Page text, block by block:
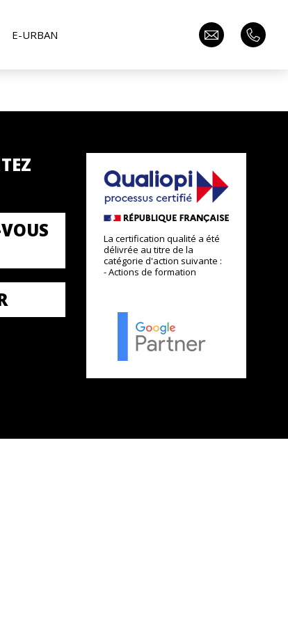
E-URBAN
La certification qualité a été
délivrée au titre de la
catégorie d'action suivante :
- Actions de formation